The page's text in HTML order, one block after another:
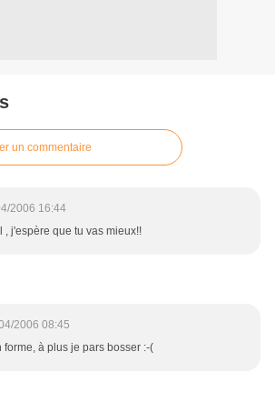
un commentaire
2006 16:44
, j'espère que tu vas mieux!!
2006 08:45
forme, à plus je pars bosser :-(